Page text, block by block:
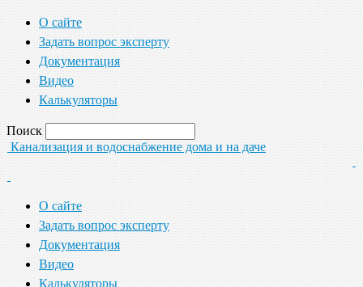
О сайте
Задать вопрос эксперту
Документация
Видео
Калькуляторы
Поиск
Канализация и водоснабжение дома и на даче
О сайте
Задать вопрос эксперту
Документация
Видео
Калькуляторы